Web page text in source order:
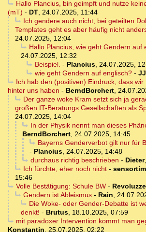
Hallo Plancius, bin geimpft und nutze
(mT) - DT, 24.07.2025, 11:44
Ich gendere auch nicht, bei geteilten
Templates geht es aber häufig nicht
24.07.2025, 12:04
Hallo Plancius, wie geht Gendern auf
24.07.2025, 12:32
Beispiel. - Plancius, 24.07.2025,
wie geht Gendern auf englisch?-
Ich hab den (positiven) Eindruck, dass wir
hinter uns haben - BerndBorchert,
Der ganze woke Kram setzt sich ja
großen IT-Beratungs Gesellschaften als
24.07.2025, 14:04
In der Physik nennt man dieses
BerndBorchert, 24.07.2025, 14:45
Bayerns Genderverbot gilt nur für
- Plancius, 24.07.2025, 14:48
durchaus richtig beschrieben - Dieter,
Ich fürchte, eher noch nicht-
15:46
Volle Bestätigung: Schule BW-
Gendern ist Ableismus- Rain,
Die Woke- oder Gender-Debatte ist
denkt! - Brutus, 18.10.2025, 07:59
mit paradoxer Intervention kommt man
Konstantin, 25.07.2025, 02:22